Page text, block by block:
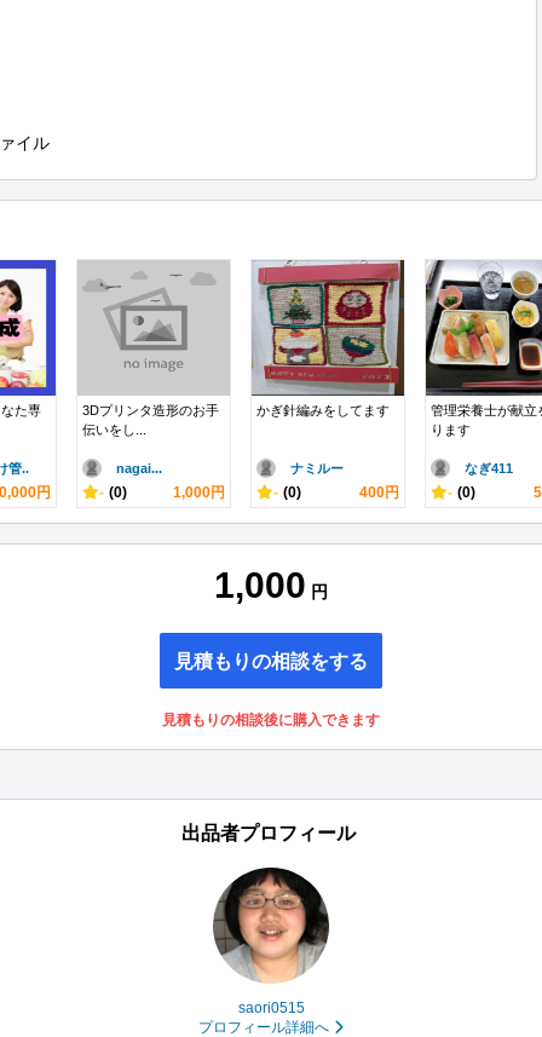
イル
た専
管..
円
3Dプリンタ造形のお手
伝いをし...
nagai...
- (0) 1,000円
かぎ針編みをしてます
ナミルー
- (0) 400円
管理栄養士が献立
ります
なぎ411
- (0)
1,000 円
見積もりの相談をする
見積もりの相談後に購入できます
出品者プロフィール
saori0515
プロフィール詳細へ